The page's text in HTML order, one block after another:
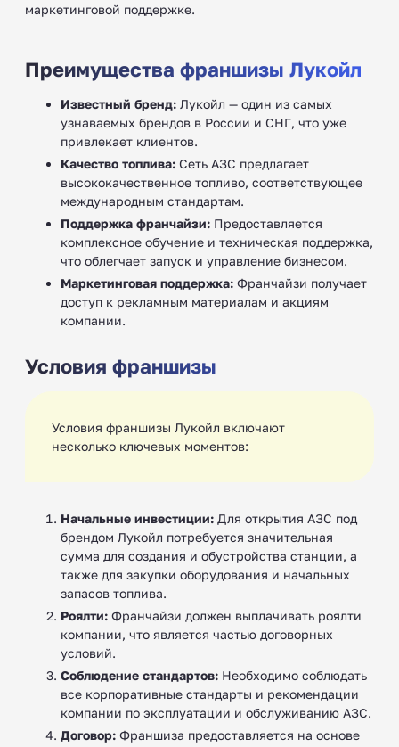
маркетинговой поддержке.
Преимущества франшизы Лукойл
Известный бренд: Лукойл — один из самых
узнаваемых брендов в России и СНГ, что уже
привлекает клиентов.
Качество топлива: Сеть АЗС предлагает
высококачественное топливо, соответствующее
международным стандартам.
Поддержка франчайзи: Предоставляется
комплексное обучение и техническая поддержка,
что облегчает запуск и управление бизнесом.
Маркетинговая поддержка: Франчайзи получает
доступ к рекламным материалам и акциям
компании.
Условия франшизы
Условия франшизы Лукойл включают
несколько ключевых моментов:
Начальные инвестиции: Для открытия АЗС под
брендом Лукойл потребуется значительная
сумма для создания и обустройства станции, а
также для закупки оборудования и начальных
запасов топлива.
Роялти: Франчайзи должен выплачивать роялти
компании, что является частью договорных
условий.
Соблюдение стандартов: Необходимо соблюдать
все корпоративные стандарты и рекомендации
компании по эксплуатации и обслуживанию АЗС.
Договор: Франшиза предоставляется на основе